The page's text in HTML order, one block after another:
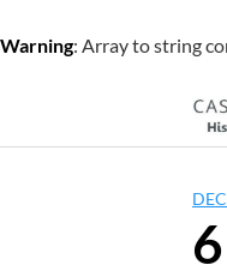
Warning: Array to string